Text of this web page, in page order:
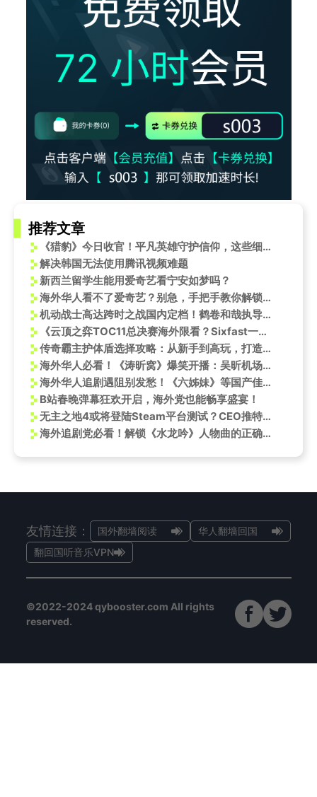
推荐文章
《猎豹》今日收官！平凡英雄守护信仰，这些细节让人泪目
解决韩国无法使用腾讯视频难题
新西兰留学生能用爱奇艺看宁安如梦吗？
海外华人看不了爱奇艺？别急，手把手教你解锁《尖叫之夜》等国内热门内容
机动战士高达跨时之战国内定档！鹤卷和哉执导，庵野秀明编剧
《云顶之弈TOC11总决赛海外限看？Sixfast一键解锁低延迟观赛指南》
传奇霸主护体盾选择攻略：从新手到高玩，打造最强防御！
海外华人必看！《涛昕窝》爆笑开播：吴昕机场崩溃大哭，海涛洗浴中心面试被吐槽
海外华人追剧遇阻别发愁！《六姊妹》等国产佳作这样看才过瘾
B站春晚弹幕狂欢开启，海外党也能畅享盛宴！
无主之地4或将登陆Steam平台测试？CEO推特调查引热议
海外追剧党必看！解锁《水龙吟》人物曲的正确姿势
友情连接： 国外翻墙阅读
华人翻墙回国
翻回国听音乐VPN
©2022-2024 qybooster.com All rights
reserved.